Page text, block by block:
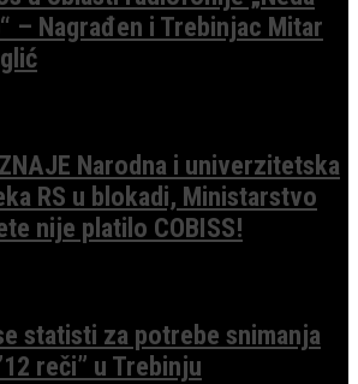
– Nagrađen i Trebinjac Mitar
Narodna i univerzitetska
RS u blokadi, Ministarstvo
nije platilo COBISS!
statisti za potrebe snimanja
reči” u Trebinju